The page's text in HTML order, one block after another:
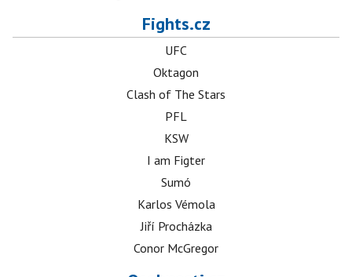
Fights.cz
UFC
Oktagon
Clash of The Stars
PFL
KSW
I am Figter
Sumó
Karlos Vémola
Jiří Procházka
Conor McGregor